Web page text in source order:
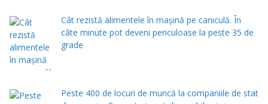
Cât rezistă alimentele în mașină pe caniculă. În
câte minute pot deveni periculoase la peste 35 de
grade
Peste 400 de locuri de muncă la companiile de stat